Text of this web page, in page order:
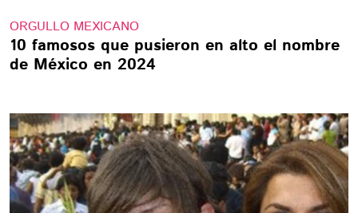
ORGULLO MEXICANO
10 famosos que pusieron en alto el nombre
de México en 2024